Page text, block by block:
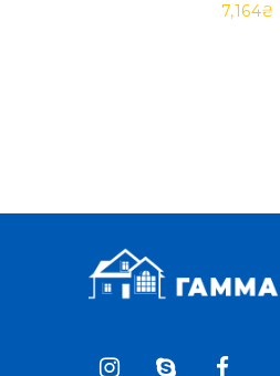
7,164₴